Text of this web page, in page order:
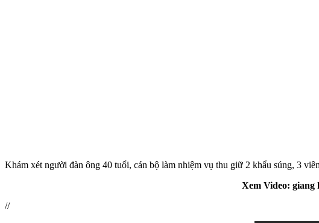
Khám xét người đàn ông 40 tuổi, cán bộ làm nhiệm vụ thu giữ 2 khẩu súng, 3
Xem Video: giang
//